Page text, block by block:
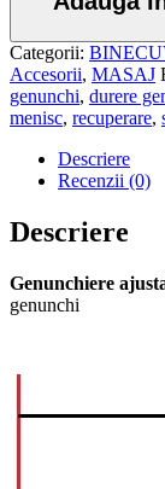
Categorii:
Accesorii, MASAJ
genunchi, durere
menisc, recuperare,
Descriere
Recenzii (0)
Descriere
Genunchiere
genunchi